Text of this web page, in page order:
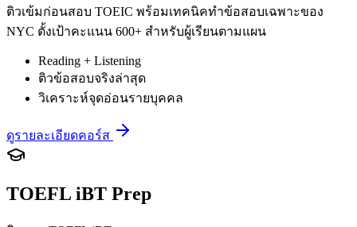
ติวเข้มก่อนสอบ TOEIC พร้อมเทคนิคทำข้อสอบเฉพาะของ
NYC ตั้งเป้าคะแนน 600+ สำหรับผู้เรียนตามแผน
Reading + Listening
ติวข้อสอบจริงล่าสุด
วิเคราะห์จุดอ่อนรายบุคคล
ดูรายละเอียดคอร์ส
TOEFL iBT Prep